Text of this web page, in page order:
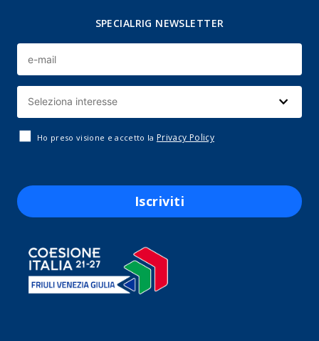
SPECIALRIG NEWSLETTER
Ho preso visione e accetto la Privacy Policy
Iscriviti